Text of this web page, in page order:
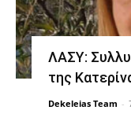
ΛΑΣΥ:
της
Dekeleias Team -